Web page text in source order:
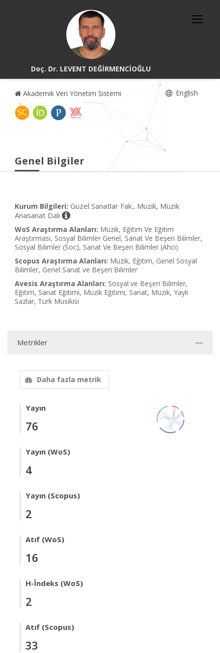
Doç. Dr. LEVENT DEĞİRMENCİOĞLU
Akademik Veri Yönetim Sistemi English
Genel Bilgiler
Kurum Bilgileri: Güzel Sanatlar Fak., Müzik, Müzik
Anasanat Dalı
WoS Araştırma Alanları: Müzik, Eğitim Ve Eğitim
Araştırması, Sosyal Bilimler Genel, Sanat Ve Beşeri Bilimler,
Sosyal Bilimler (Soc), Sanat Ve Beşeri Bilimler (Ahci)
Scopus Araştırma Alanları: Müzik, Eğitim, Genel Sosyal
Bilimler, Genel Sanat ve Beşeri Bilimler
Avesis Araştırma Alanları: Sosyal ve Beşeri Bilimler,
Eğitim, Sanat Eğitimi, Müzik Eğitimi, Sanat, Müzik, Yaylı
Sazlar, Türk Musıkisi
Metrikler
Daha fazla metrik
Yayın
76
Yayın (WoS)
4
Yayın (Scopus)
2
Atıf (WoS)
16
H-İndeks (WoS)
2
Atıf (Scopus)
33